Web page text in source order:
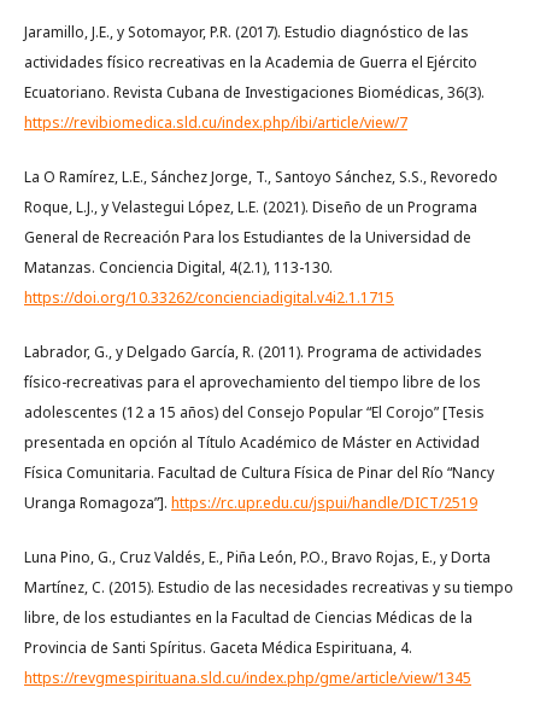
Jaramillo, J.E., y Sotomayor, P.R. (2017). Estudio diagnóstico de las
actividades físico recreativas en la Academia de Guerra el Ejército
Ecuatoriano. Revista Cubana de Investigaciones Biomédicas, 36(3).
https://revibiomedica.sld.cu/index.php/ibi/article/view/7
La O Ramírez, L.E., Sánchez Jorge, T., Santoyo Sánchez, S.S., Revoredo
Roque, L.J., y Velastegui López, L.E. (2021). Diseño de un Programa
General de Recreación Para los Estudiantes de la Universidad de
Matanzas. Conciencia Digital, 4(2.1), 113-130.
https://doi.org/10.33262/concienciadigital.v4i2.1.1715
Labrador, G., y Delgado García, R. (2011). Programa de actividades
físico-recreativas para el aprovechamiento del tiempo libre de los
adolescentes (12 a 15 años) del Consejo Popular “El Corojo” [Tesis
presentada en opción al Título Académico de Máster en Actividad
Física Comunitaria. Facultad de Cultura Física de Pinar del Río “Nancy
Uranga Romagoza”]. https://rc.upr.edu.cu/jspui/handle/DICT/2519
Luna Pino, G., Cruz Valdés, E., Piña León, P.O., Bravo Rojas, E., y Dorta
Martínez, C. (2015). Estudio de las necesidades recreativas y su tiempo
libre, de los estudiantes en la Facultad de Ciencias Médicas de la
Provincia de Santi Spíritus. Gaceta Médica Espirituana, 4.
https://revgmespirituana.sld.cu/index.php/gme/article/view/1345